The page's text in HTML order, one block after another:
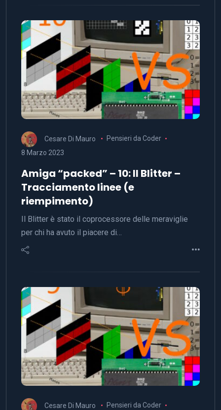
Cesare Di Mauro
Pensieri da Coder
8 Marzo 2023
Amiga “packed” – 10: Il Blitter –
Tracciamento linee (e
riempimento)
Il Blitter è stato il coprocessore delle meraviglie
per chi ha avuto il piacere di…
Cesare Di Mauro
Pensieri da Coder